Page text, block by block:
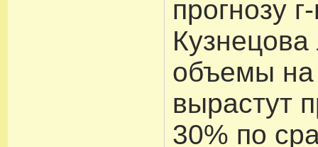
прогнозу
Кузнецова
объемы
вырастут
30% по